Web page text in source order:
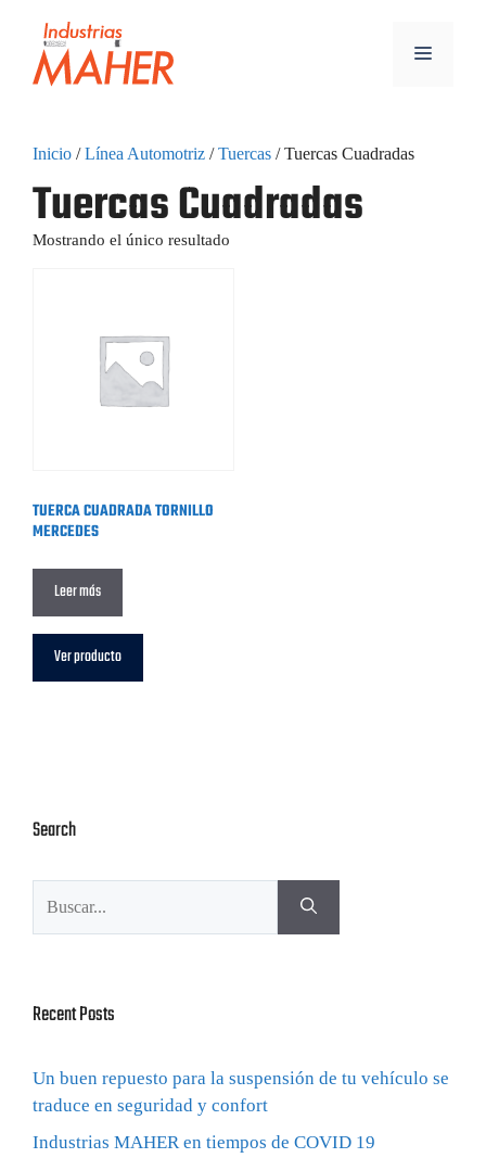
Inicio /Línea Automotriz /Tuercas / Tuercas Cuadradas
Tuercas Cuadradas
Mostrando el único resultado
TUERCA CUADRADA TORNILLO
MERCEDES
Leer más
Ver producto
Search
Recent Posts
Un buen repuesto para la suspensión de tu vehículo se
traduce en seguridad y confort
Industrias MAHER en tiempos de COVID 19